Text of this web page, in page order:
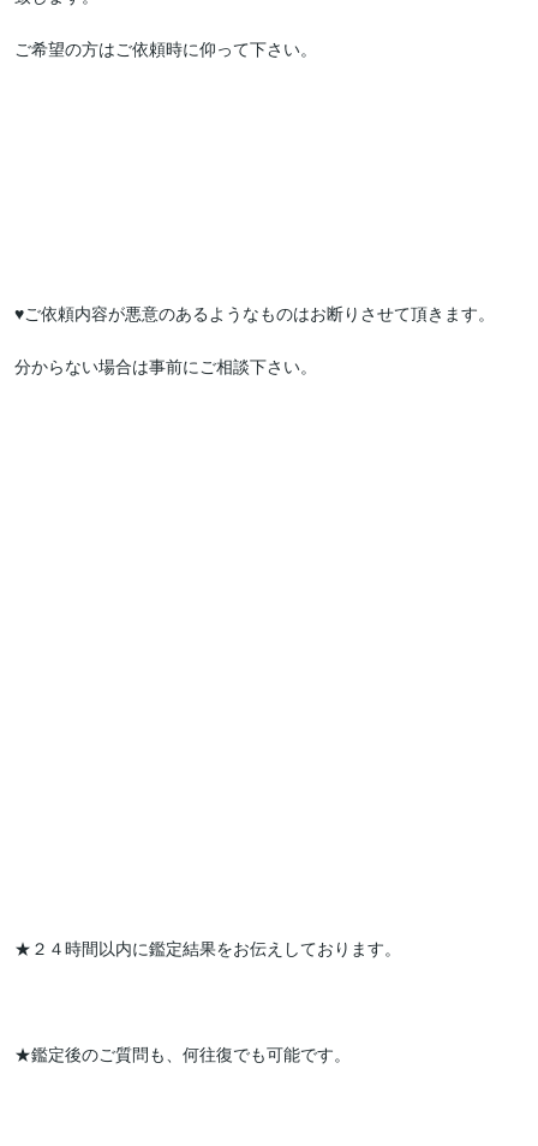
ご希望の方はご依頼時に仰って下さい。
♥ご依頼内容が悪意のあるようなものはお断りさせて頂きます。
分からない場合は事前にご相談下さい。
★２４時間以内に鑑定結果をお伝えしております。
★鑑定後のご質問も、何往復でも可能です。